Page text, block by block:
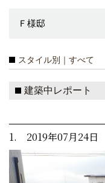
Ｆ様邸
スタイル別｜すべて
建築中レポート
1. 2019年07月24日